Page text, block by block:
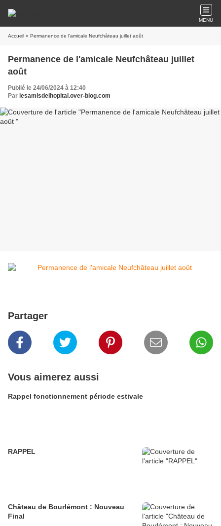
MENU
Accueil » Permanence de l'amicale Neufchâteau juillet août
Permanence de l'amicale Neufchâteau juillet
août
Publié le 24/06/2024 à 12:40
Par lesamisdelhopital.over-blog.com
Partager
Vous aimerez aussi
Rappel fonctionnement période estivale
RAPPEL
Château de Bourlémont : Nouveau
Final